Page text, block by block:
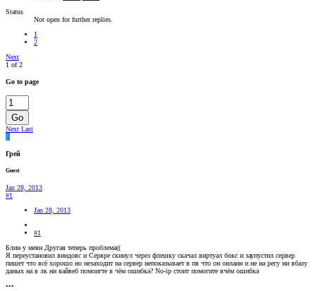
Status
Not open for further replies.
1
2
Next
1 of 2
Go to page
Go
Next Last
Г
Грей
Guest
Jan 28, 2013
#1
Jan 28, 2013
#1
Блин у меян Другая теперь проблема((
Я переустановил виндовс и Сервре скинул через флешку скачал виртуал бокс и заупустил сервер
пишет что всё хорошо но незаходит на сервер непоказывает в пв что он онлаин и не на регу ни вбазу
даных на в лк ни вайвеб помоигте в чём ошибка? No-ip стоит помогите вчём ошибка
•••